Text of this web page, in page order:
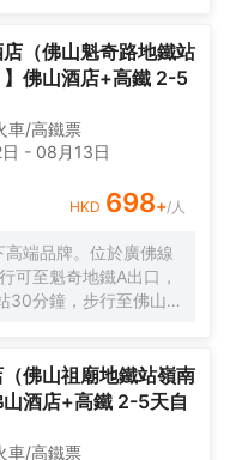
佛地鐵3號線華僑城歡樂
山沙提機場50分鐘車
源富集，是您出差、
你領略不同國家和地
、如夢雲端的超輕柔
全套高端洗護用
配套自助早餐廳（5座
你商務公幹，休閒旅
優選！ 有朋自遠
店（佛山魁奇路地鐵站
佛山酒店+高鐵 2-5
車/高鐵票
- 08月13日
HKD 698+/人
端品牌。位於廣佛線
可至魁奇地鐵A出口，
30分鐘，步行至佛山瀾
酒店佔地面積近4000
一A層停車場，投入總
華客房，分佈於29-
窗，一覽禪城乃至佛
（佛山祖廟地鐵站嶺南
酒店+高鐵 2-5天自
車/高鐵票